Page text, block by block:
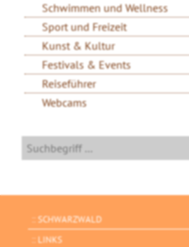
Schwimmen und Wellness
Sport und Freizeit
Kunst & Kultur
Festivals & Events
Reiseführer
Webcams
SCHWARZWALD
LINKS